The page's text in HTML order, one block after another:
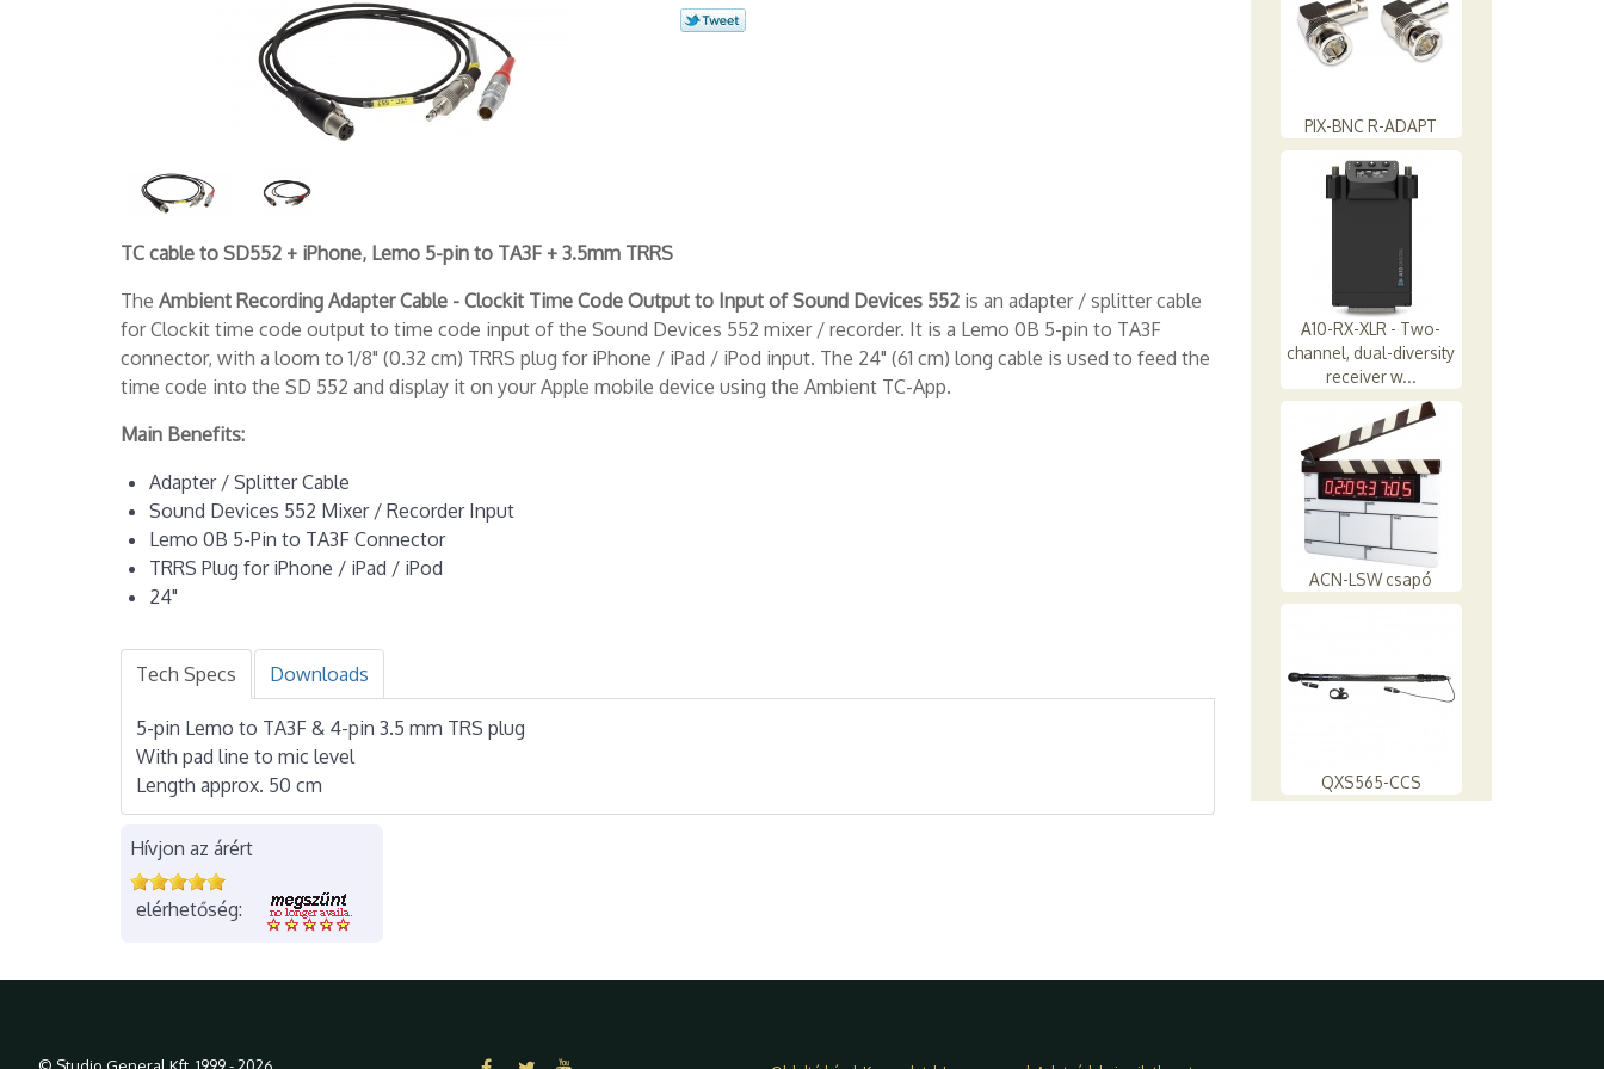
TC cable to SD552 + iPhone, Lemo 5-pin to TA3F + 3.5mm TRRS
TheAmbient Recording Adapter Cable - Clockit Time Code Output to Input of Sound Devices 552 is an adapter / splitter cable
for Clockit time code output to time code input of the Sound Devices 552 mixer / recorder. It is a Lemo 0B 5-pin to TA3F
connector, with a loom to 1/8" (0.32 cm) TRRS plug for iPhone / iPad / iPod input. The 24" (61 cm) long cable is used to feed the
time code into the SD 552 and display it on your Apple mobile device using the Ambient TC-App.
Main Benefits:
Adapter / Splitter Cable
Sound Devices 552 Mixer / Recorder Input
Lemo 0B 5-Pin to TA3F Connector
TRRS Plug for iPhone / iPad / iPod
24"
Tech Specs Downloads
5-pin Lemo to TA3F & 4-pin 3.5 mm TRS plug
With pad line to mic level
Length approx. 50 cm
Hívjon az árért
elérhetőség:
PIX-BNC R-ADAPT
A10-RX-XLR - Two-
channel, dual-diversity
receiver w...
ACN-LSW csapó
QXS565-CCS